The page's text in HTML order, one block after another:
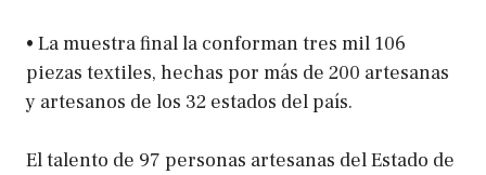
• La muestra final la conforman tres mil 106
piezas textiles, hechas por más de 200 artesanas
y artesanos de los 32 estados del país.
El talento de 97 personas artesanas del Estado de